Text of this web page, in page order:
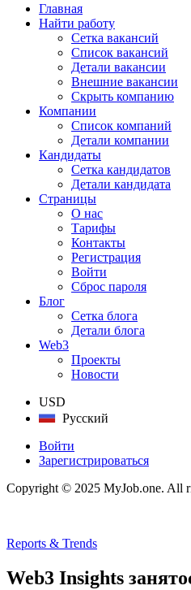
Главная
Найти работу
Сетка вакансий
Список вакансий
Детали вакансии
Внешние вакансии
Скрыть компанию
Компании
Список компаний
Детали компании
Кандидаты
Сетка кандидатов
Детали кандидата
Страницы
О нас
Тарифы
Контакты
Регистрация
Войти
Сброс пароля
Блог
Сетка блога
Детали блога
Web3
Проекты
Новости
USD
Русский
Войти
Зарегистрироваться
Copyright © 2025 MyJob.one. All
Reports & Trends
Web3 Insights